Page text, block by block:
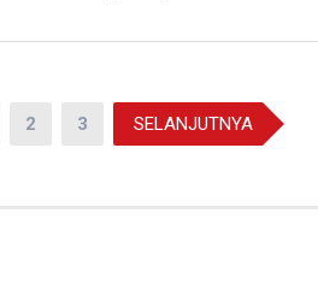
2 3 SELANJUTNYA